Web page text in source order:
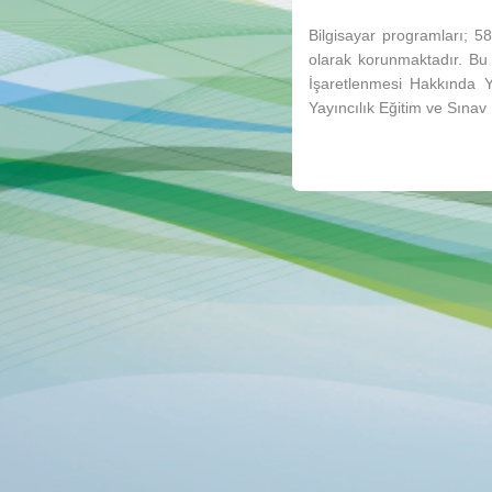
Bilgisayar programları;
olarak korunmaktadır.
İşaretlenmesi Hakkında
Yayıncılık Eğitim ve